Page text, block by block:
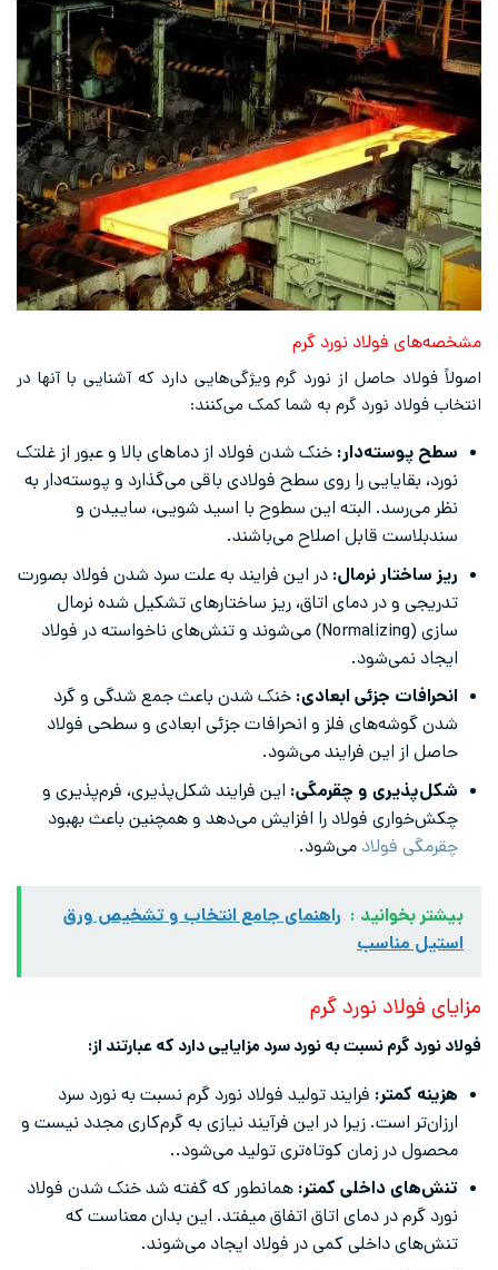
مشخصه‌های فولاد نورد گرم
اصولاً فولاد حاصل از نورد گرم ویژگی‌هایی دارد که آشنایی با آنها در
انتخاب فولاد نورد گرم به شما کمک می‌کنند:
سطح پوسته‌دار: خنک ‌شدن فولاد از دماهای بالا و عبور از غلتک
نورد، بقایایی را روی سطح فولادی باقی می‌گذارد و پوسته‌دار به
نظر می‌رسد. البته این سطوح با اسید شویی، ساییدن و
سندبلاست قابل اصلاح می‌باشند.
ریز ساختار نرمال: در این فرایند به علت سرد شدن فولاد بصورت
تدریجی و در دمای اتاق، ریز ساختارهای تشکیل شده نرمال
سازی (Normalizing) می‌شوند و تنش‌های ناخواسته در فولاد
ایجاد نمی‌شود.
انحرافات جزئی ابعادی: خنک شدن باعث جمع شدگی و گرد
شدن گوشه‌های فلز و انحرافات جزئی ابعادی و سطحی فولاد
حاصل از این فرایند می‌شود.
شکل‌پذیری و چقرمگی: این فرایند شکل‌پذیری، فرم‌پذیری و
چکش‌خواری فولاد را افزایش می‌دهد و همچنین باعث بهبود
چقرمگی فولاد می‌شود.
بیشتر بخوانید : راهنمای جامع انتخاب و تشخیص ورق
استیل مناسب
مزایای فولاد نورد گرم
فولاد نورد گرم نسبت به نورد سرد مزایایی دارد که عبارتند از:
هزینه کمتر: فرایند تولید فولاد نورد گرم نسبت به نورد سرد
ارزان‌تر است. زیرا در این فرآیند نیازی به گرم‌کاری مجدد نیست و
محصول در زمان کوتاه‌تری تولید می‌شود..
تنش‌های داخلی کمتر: همانطور که گفته شد خنک شدن فولاد
نورد گرم در دمای اتاق اتفاق میفتد. این بدان معناست که
تنش‌های داخلی کمی در فولاد ایجاد می‌شوند.